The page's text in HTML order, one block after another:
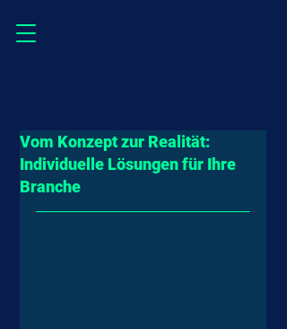
Vom Konzept zur Realität:
Individuelle Lösungen für Ihre
Branche